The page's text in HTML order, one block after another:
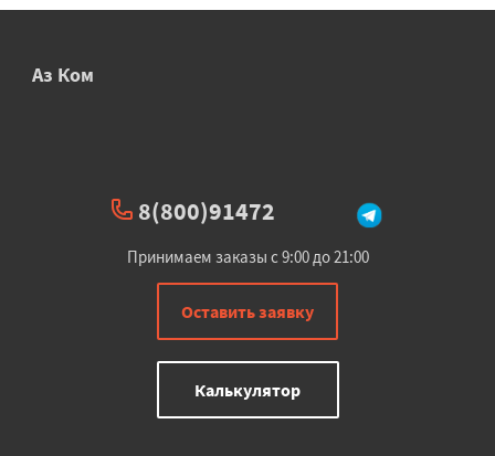
Аз Ком
8(800)91472
Принимаем заказы с 9:00 до 21:00
Оставить заявку
Калькулятор